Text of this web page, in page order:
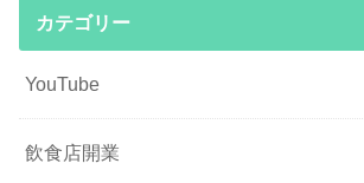
カテゴリー
YouTube
飲食店開業